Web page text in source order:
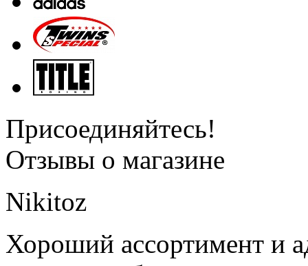
Присоединяйтесь!
Отзывы о магазине
Nikitoz
Хороший ассортимент и